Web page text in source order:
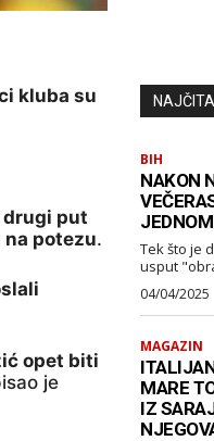
kluba su
drugi put
na potezu.
opet biti
je
BIH
NAKON
Tek što je
usput
04/04/2025
MAGAZIN
MARE
IZ